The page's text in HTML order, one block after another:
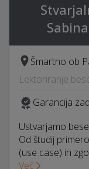
Šmartno ob
Lektoriranje
Garancija
Ustvarjamo
Od študij
(use case) in
Več